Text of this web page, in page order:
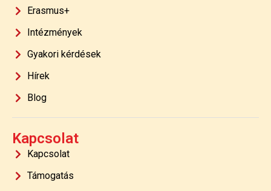
Erasmus+
Intézmények
Gyakori kérdések
Hírek
Blog
Kapcsolat
Kapcsolat
Támogatás